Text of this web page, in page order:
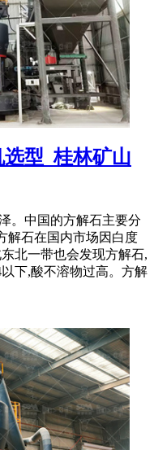
型_桂林矿山
。中国的方解石主要分
解石在国内市场因白度
北一带也会发现方解石,
下,酸不溶物过高。方解